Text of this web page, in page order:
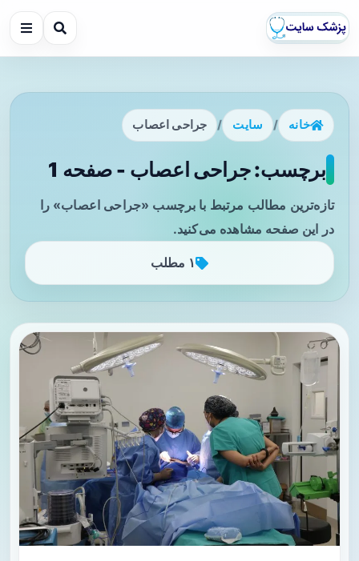
خانه / سایت / جراحی اعصاب
برچسب: جراحی اعصاب - صفحه 1
تازه‌ترین مطالب مرتبط با برچسب «جراحی اعصاب» را
در این صفحه مشاهده می‌کنید.
۱ مطلب